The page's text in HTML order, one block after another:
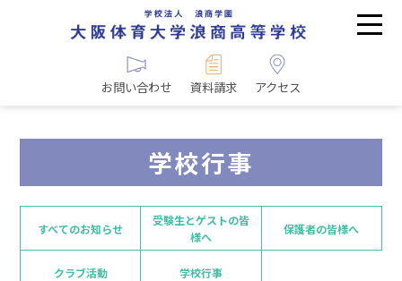
お問い合わせ 資料請求 アクセス
学校行事
すべてのお知らせ
受験生とゲストの皆
様へ
保護者の皆様へ
クラブ活動 学校行事